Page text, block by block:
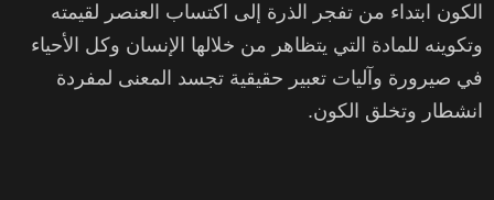
الكون ابتداء من تفجر الذرة إلى اكتساب العنصر لقيمته
وتكوينه للمادة التي يتظاهر من خلالها الإنسان وكل الأحياء
في صيرورة وآليات تعبير حقيقية تجسد المعنى لمفردة
انشطار وتخلق الكون.